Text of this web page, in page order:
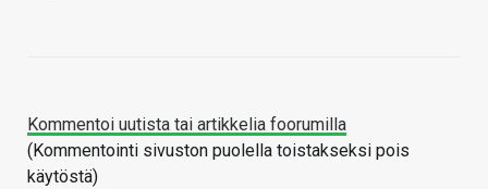
Kommentoi uutista tai artikkelia foorumilla
(Kommentointi sivuston puolella toistakseksi pois
käytöstä)